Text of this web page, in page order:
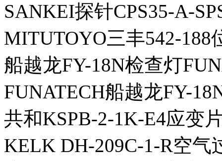
SANKEI探针CPS35-A-
MITUTOYO三丰542-188
船越龙FY-18N检查灯
FUNATECH船越龙FY-
共和KSPB-2-1K-E4应变
KELK DH-209C-1-R空气